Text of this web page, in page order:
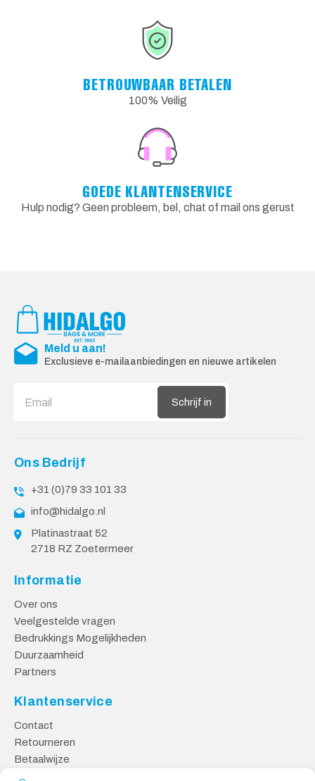
BETROUWBAAR BETALEN
100% Veilig
GOEDE KLANTENSERVICE
Hulp nodig? Geen probleem, bel, chat of mail ons gerust
Meld u aan!
Exclusieve e-mailaanbiedingen en nieuwe artikelen
Schrijf in
Ons Bedrijf
+31 (0)79 33 101 33
info@hidalgo.nl
Platinastraat 52
2718 RZ Zoetermeer
Informatie
Over ons
Veelgestelde vragen
Bedrukkings Mogelijkheden
Duurzaamheid
Partners
Klantenservice
Contact
Retourneren
Betaalwijze